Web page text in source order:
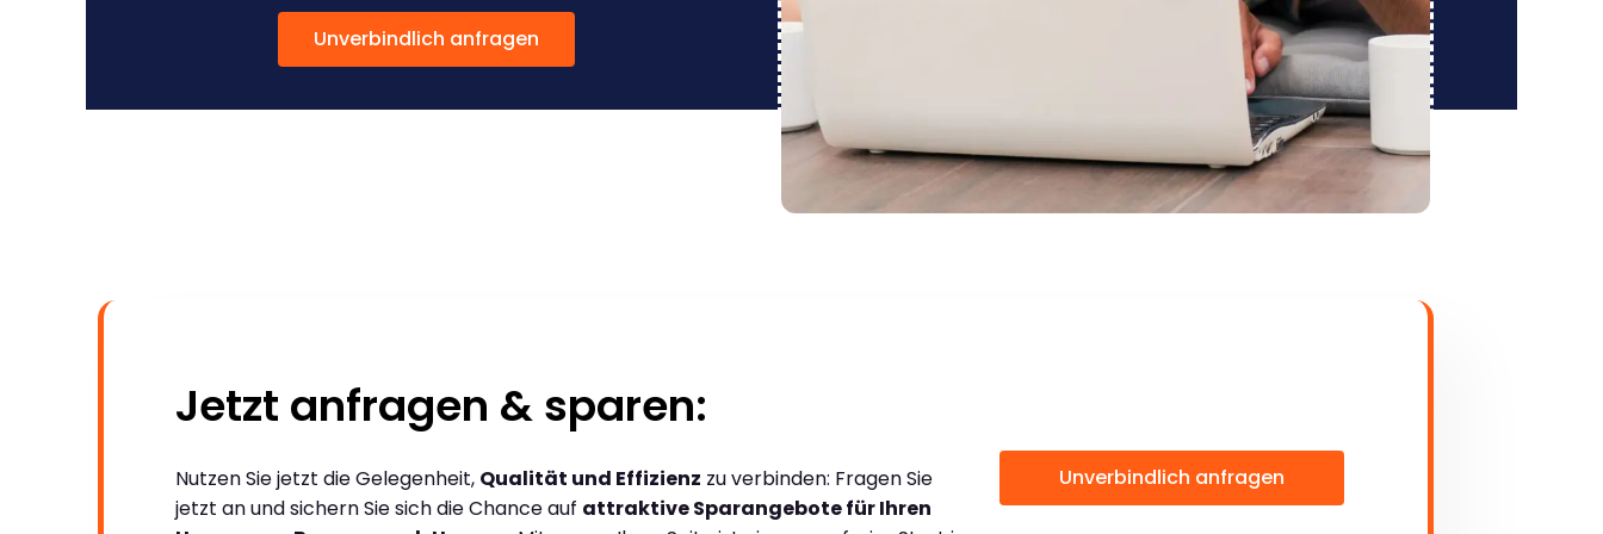
Unverbindlich anfragen
Jetzt anfragen & sparen:
Nutzen Sie jetzt die Gelegenheit, Qualität und Effizienz zu verbinden: Fragen Sie
jetzt an und sichern Sie sich die Chance auf attraktive Sparangebote für Ihren
Unverbindlich anfragen